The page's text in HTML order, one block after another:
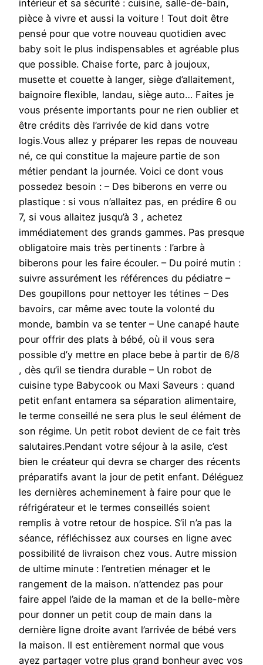
intérieur et sa sécurité : cuisine, salle-de-bain,
pièce à vivre et aussi la voiture ! Tout doit être
pensé pour que votre nouveau quotidien avec
baby soit le plus indispensables et agréable plus
que possible. Chaise forte, parc à joujoux,
musette et couette à langer, siège d’allaitement,
baignoire flexible, landau, siège auto… Faites je
vous présente importants pour ne rien oublier et
être crédits dès l’arrivée de kid dans votre
logis.Vous allez y préparer les repas de nouveau
né, ce qui constitue la majeure partie de son
métier pendant la journée. Voici ce dont vous
possedez besoin : – Des biberons en verre ou
plastique : si vous n’allaitez pas, en prédire 6 ou
7, si vous allaitez jusqu’à 3 , achetez
immédiatement des grands gammes. Pas presque
obligatoire mais très pertinents : l’arbre à
biberons pour les faire écouler. – Du poiré mutin :
suivre assurément les références du pédiatre –
Des goupillons pour nettoyer les tétines – Des
bavoirs, car même avec toute la volonté du
monde, bambin va se tenter – Une canapé haute
pour offrir des plats à bébé, où il vous sera
possible d’y mettre en place bebe à partir de 6/8
, dès qu’il se tiendra durable – Un robot de
cuisine type Babycook ou Maxi Saveurs : quand
petit enfant entamera sa séparation alimentaire,
le terme conseillé ne sera plus le seul élément de
son régime. Un petit robot devient de ce fait très
salutaires.Pendant votre séjour à la asile, c’est
bien le créateur qui devra se charger des récents
préparatifs avant la jour de petit enfant. Déléguez
les dernières acheminement à faire pour que le
réfrigérateur et le termes conseillés soient
remplis à votre retour de hospice. S’il n’a pas la
séance, réfléchissez aux courses en ligne avec
possibilité de livraison chez vous. Autre mission
de ultime minute : l’entretien ménager et le
rangement de la maison. n’attendez pas pour
faire appel l’aide de la maman et de la belle-mère
pour donner un petit coup de main dans la
dernière ligne droite avant l’arrivée de bébé vers
la maison. Il est entièrement normal que vous
ayez partager votre plus grand bonheur avec vos